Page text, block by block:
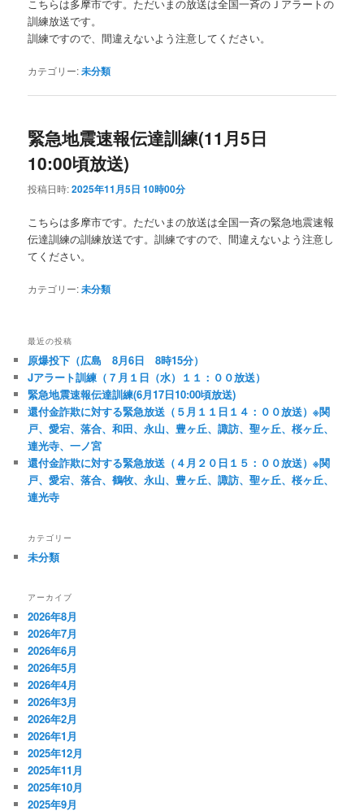
こちらは多摩市です。ただいまの放送は全国一斉のＪアラートの
訓練放送です。
訓練ですので、間違えないよう注意してください。
カテゴリー:未分類
緊急地震速報伝達訓練(11月5日
10:00頃放送)
投稿日時:2025年11月5日 10時00分
こちらは多摩市です。ただいまの放送は全国一斉の緊急地震速報
伝達訓練の訓練放送です。訓練ですので、間違えないよう注意し
てください。
カテゴリー:未分類
最近の投稿
原爆投下（広島 8月6日 8時15分）
Jアラート訓練（７月１日（水）１１：００放送）
緊急地震速報伝達訓練(6月17日10:00頃放送)
還付金詐欺に対する緊急放送（５月１１日１４：００放送）※関
戸、愛宕、落合、和田、永山、豊ヶ丘、諏訪、聖ヶ丘、桜ヶ丘、
連光寺、一ノ宮
還付金詐欺に対する緊急放送（４月２０日１５：００放送）※関
戸、愛宕、落合、鶴牧、永山、豊ヶ丘、諏訪、聖ヶ丘、桜ヶ丘、
連光寺
カテゴリー
未分類
アーカイブ
2026年8月
2026年7月
2026年6月
2026年5月
2026年4月
2026年3月
2026年2月
2026年1月
2025年12月
2025年11月
2025年10月
2025年9月